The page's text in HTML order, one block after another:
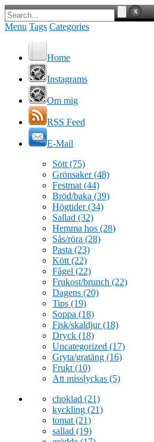
Menu Tags Categories
Home
Instagrams
Om mig
RSS Feed
E-Mail
Sött (75)
Grönsaker(48)
Festmat (44)
Bröd/baka (39)
Högtider(34)
Sallad (32)
Hemma hos (28)
Sås/röra (28)
Pasta (23)
Kött (22)
Fågel (22)
Frukost/brunch (22)
Dagens (20)
Tips (19)
Soppa (18)
Fisk/skaldjur(18)
Dryck (18)
Uncategorized (17)
Gryta/gratäng (16)
Frukt (10)
Att misslyckas (5)
choklad (21)
kyckling (21)
tomat (21)
sallad (19)